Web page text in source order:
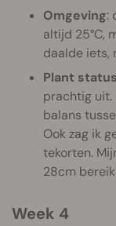
Omgeving:
altijd 25°C,
daalde iets,
Plant status
prachtig uit.
balans
Ook zag ik
tekorten.
28cm
Week 4